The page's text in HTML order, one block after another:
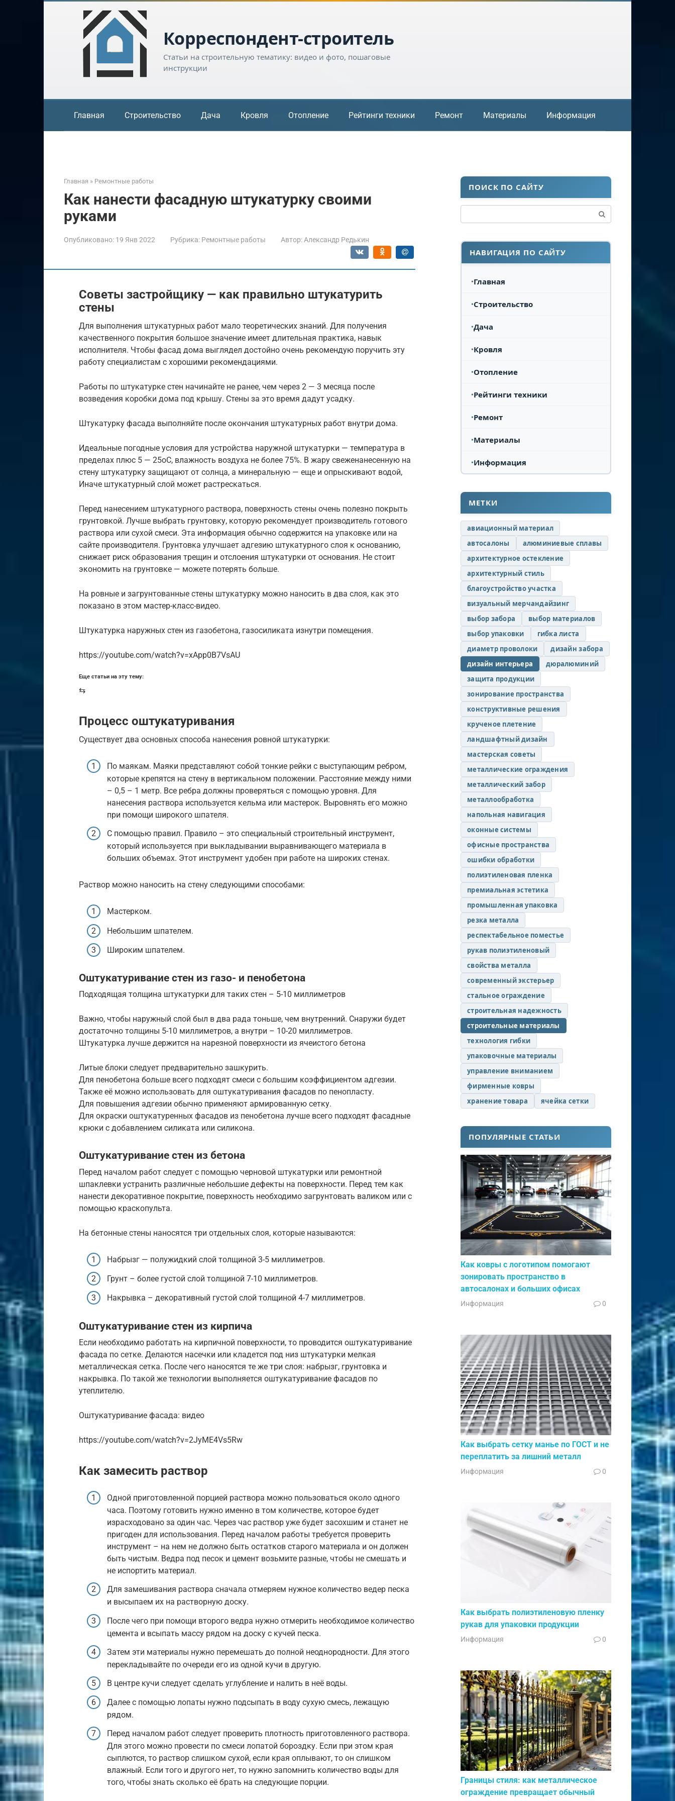
Корреспондент-строитель
Статьи на строительную тематику: видео и фото, пошаговые
инструкции
Главная Строительство Дача Кровля Отопление Рейтинги техники Ремонт Материалы Информация
Главная » Ремонтные работы
Как нанести фасадную штукатурку своими
руками
Опубликовано: 19 Янв 2022 Рубрика: Ремонтные работы Автор: Александр Редькин
Советы застройщику — как правильно штукатурить
стены
Для выполнения штукатурных работ мало теоретических знаний. Для получения
качественного покрытия большое значение имеет длительная практика, навык
исполнителя. Чтобы фасад дома выглядел достойно очень рекомендую поручить эту
работу специалистам с хорошими рекомендациями.
Работы по штукатурке стен начинайте не ранее, чем через 2 — 3 месяца после
возведения коробки дома под крышу. Стены за это время дадут усадку.
Штукатурку фасада выполняйте после окончания штукатурных работ внутри дома.
Идеальные погодные условия для устройства наружной штукатурки — температура в
пределах плюс 5 — 25оС, влажность воздуха не более 75%. В жару свеженанесенную на
стену штукатурку защищают от солнца, а минеральную — еще и опрыскивают водой,
Иначе штукатурный слой может растрескаться.
Перед нанесением штукатурного раствора, поверхность стены очень полезно покрыть
грунтовкой. Лучше выбрать грунтовку, которую рекомендует производитель готового
раствора или сухой смеси. Эта информация обычно содержится на упаковке или на
сайте производителя. Грунтовка улучшает адгезию штукатурного слоя к основанию,
снижает риск образования трещин и отслоения штукатурки от основания. Не стоит
экономить на грунтовке — можете потерять больше.
На ровные и загрунтованные стены штукатурку можно наносить в два слоя, как это
показано в этом мастер-класс-видео.
Штукатурка наружных стен из газобетона, газосиликата изнутри помещения.
https://youtube.com/watch?v=xApp0B7VsAU
Еще статьи на эту тему:
⇆
Процесс оштукатуривания
Существует два основных способа нанесения ровной штукатурки:
По маякам. Маяки представляют собой тонкие рейки с выступающим ребром,
которые крепятся на стену в вертикальном положении. Расстояние между ними
– 0,5 – 1 метр. Все ребра должны проверяться с помощью уровня. Для
нанесения раствора используется кельма или мастерок. Выровнять его можно
при помощи широкого шпателя.
С помощью правил. Правило – это специальный строительный инструмент,
который используется при выкладывании выравнивающего материала в
больших объемах. Этот инструмент удобен при работе на широких стенах.
Раствор можно наносить на стену следующими способами:
Мастерком.
Небольшим шпателем.
Широким шпателем.
Оштукатуривание стен из газо- и пенобетона
Подходящая толщина штукатурки для таких стен – 5-10 миллиметров
Важно, чтобы наружный слой был в два рада тоньше, чем внутренний. Снаружи будет
достаточно толщины 5-10 миллиметров, а внутри – 10-20 миллиметров.
Штукатурка лучше держится на нарезной поверхности из ячеистого бетона
Литые блоки следует предварительно зашкурить.
Для пенобетона больше всего подходят смеси с большим коэффициентом адгезии.
Также её можно использовать для оштукатуривания фасадов по пенопласту.
Для повышения адгезии обычно применяют армированную сетку.
Для окраски оштукатуренных фасадов из пенобетона лучше всего подходят фасадные
крюки с добавлением силиката или силикона.
Оштукатуривание стен из бетона
Перед началом работ следует с помощью черновой штукатурки или ремонтной
шпаклевки устранить различные небольшие дефекты на поверхности. Перед тем как
нанести декоративное покрытие, поверхность необходимо загрунтовать валиком или с
помощью краскопульта.
На бетонные стены наносятся три отдельных слоя, которые называются:
Набрызг — полужидкий слой толщиной 3-5 миллиметров.
Грунт – более густой слой толщиной 7-10 миллиметров.
Накрывка – декоративный густой слой толщиной 4-7 миллиметров.
Оштукатуривание стен из кирпича
Если необходимо работать на кирпичной поверхности, то проводится оштукатуривание
фасада по сетке. Делаются насечки или кладется под низ штукатурки мелкая
металлическая сетка. После чего наносятся те же три слоя: набрызг, грунтовка и
накрывка. По такой же технологии выполняется оштукатуривание фасадов по
утеплителю.
Оштукатуривание фасада: видео
https://youtube.com/watch?v=2JyME4Vs5Rw
Как замесить раствор
Одной приготовленной порцией раствора можно пользоваться около одного
часа. Поэтому готовить нужно именно в том количестве, которое будет
израсходовано за один час. Через час раствор уже будет засохшим и станет не
пригоден для использования. Перед началом работы требуется проверить
инструмент – на нем не должно быть остатков старого материала и он должен
быть чистым. Ведра под песок и цемент возьмите разные, чтобы не смешать и
не испортить материал.
Для замешивания раствора сначала отмеряем нужное количество ведер песка
и высыпаем их на растворную доску.
После чего при помощи второго ведра нужно отмерить необходимое количество
цемента и всыпать массу рядом на доску с кучей песка.
Затем эти материалы нужно перемешать до полной неоднородности. Для этого
перекладывайте по очереди его из одной кучи в другую.
В центре кучи следует сделать углубление и налить в неё воды.
Далее с помощью лопаты нужно подсыпать в воду сухую смесь, лежащую
рядом.
Перед началом работ следует проверить плотность приготовленного раствора.
Для этого можно провести по смеси лопатой бороздку. Если при этом края
сыплются, то раствор слишком сухой, если края оплывают, то он слишком
влажный. Если того и другого нет, то нужно запомнить количество воды для
того, чтобы знать сколько её брать на следующие порции.
ПОИСК ПО САЙТУ
НАВИГАЦИЯ ПО САЙТУ
Главная
Строительство
Дача
Кровля
Отопление
Рейтинги техники
Ремонт
Материалы
Информация
МЕТКИ
авиационный материал
автосалоны
алюминиевые сплавы
архитектурное остекление
архитектурный стиль
благоустройство участка
визуальный мерчандайзинг
выбор забора
выбор материалов
выбор упаковки
гибка листа
диаметр проволоки
дизайн забора
дизайн интерьера
дюралюминий
защита продукции
зонирование пространства
конструктивные решения
крученое плетение
ландшафтный дизайн
мастерская советы
металлические ограждения
металлический забор
металлообработка
напольная навигация
оконные системы
офисные пространства
ошибки обработки
полиэтиленовая пленка
премиальная эстетика
промышленная упаковка
резка металла
респектабельное поместье
рукав полиэтиленовый
свойства металла
современный экстерьер
стальное ограждение
строительная надежность
строительные материалы
технология гибки
упаковочные материалы
управление вниманием
фирменные ковры
хранение товара
ячейка сетки
ПОПУЛЯРНЫЕ СТАТЬИ
Как ковры с логотипом помогают
зонировать пространство в
автосалонах и больших офисах
Информация 0
Как выбрать сетку манье по ГОСТ и не
переплатить за лишний металл
Информация 0
Как выбрать полиэтиленовую пленку
рукав для упаковки продукции
Информация 0
Границы стиля: как металлическое
ограждение превращает обычный